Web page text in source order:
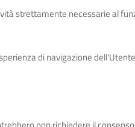
strettamente necessarie al
di navigazione